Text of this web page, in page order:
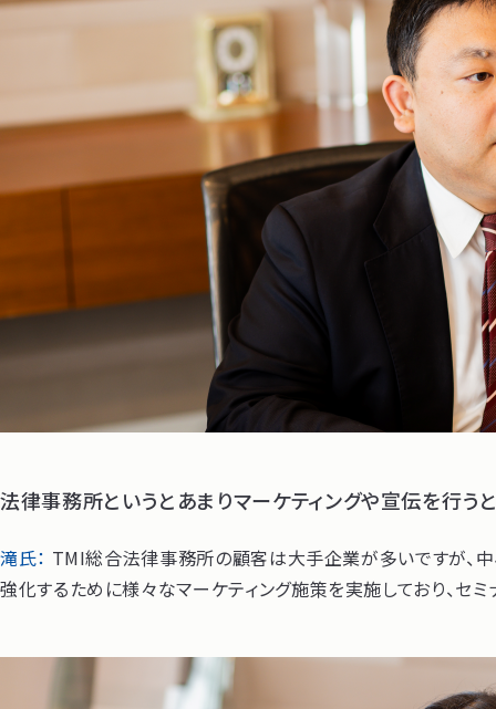
法律事務所というとあまりマーケティングや宣伝を行う
滝氏： TMI総合法律事務所の顧客は大手企業が多いですが、
強化するために様々なマーケティング施策を実施しており、セミ